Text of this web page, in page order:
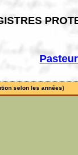
selon les années)